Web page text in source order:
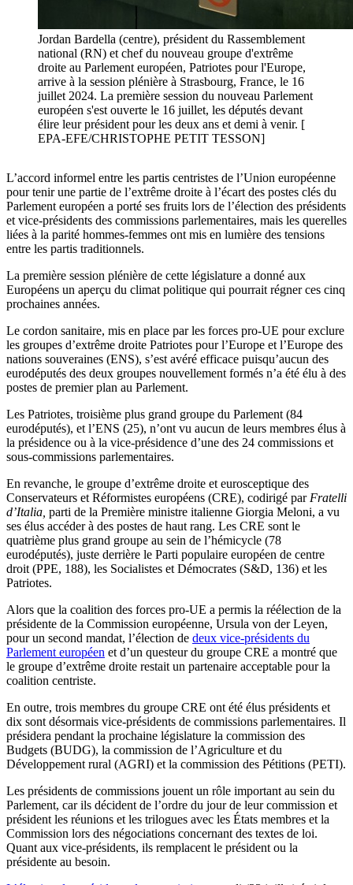
Jordan Bardella (centre), président du Rassemblement
national (RN) et chef du nouveau groupe d'extrême
droite au Parlement européen, Patriotes pour l'Europe,
arrive à la session plénière à Strasbourg, France, le 16
juillet 2024. La première session du nouveau Parlement
européen s'est ouverte le 16 juillet, les députés devant
élire leur président pour les deux ans et demi à venir. [
EPA-EFE/CHRISTOPHE PETIT TESSON]
L’accord informel entre les partis centristes de l’Union européenne
pour tenir une partie de l’extrême droite à l’écart des postes clés du
Parlement européen a porté ses fruits lors de l’élection des présidents
et vice-présidents des commissions parlementaires, mais les querelles
liées à la parité hommes-femmes ont mis en lumière des tensions
entre les partis traditionnels.
La première session plénière de cette législature a donné aux
Européens un aperçu du climat politique qui pourrait régner ces cinq
prochaines années.
Le cordon sanitaire, mis en place par les forces pro-UE pour exclure
les groupes d’extrême droite Patriotes pour l’Europe et l’Europe des
nations souveraines (ENS), s’est avéré efficace puisqu’aucun des
eurodéputés des deux groupes nouvellement formés n’a été élu à des
postes de premier plan au Parlement.
Les Patriotes, troisième plus grand groupe du Parlement (84
eurodéputés), et l’ENS (25), n’ont vu aucun de leurs membres élus à
la présidence ou à la vice-présidence d’une des 24 commissions et
sous-commissions parlementaires.
En revanche, le groupe d’extrême droite et eurosceptique des
Conservateurs et Réformistes européens (CRE), codirigé par Fratelli
d’Italia, parti de la Première ministre italienne Giorgia Meloni, a vu
ses élus accéder à des postes de haut rang. Les CRE sont le
quatrième plus grand groupe au sein de l’hémicycle (78
eurodéputés), juste derrière le Parti populaire européen de centre
droit (PPE, 188), les Socialistes et Démocrates (S&D, 136) et les
Patriotes.
Alors que la coalition des forces pro-UE a permis la réélection de la
présidente de la Commission européenne, Ursula von der Leyen,
pour un second mandat, l’élection de deux vice-présidents du
Parlement européen et d’un questeur du groupe CRE a montré que
le groupe d’extrême droite restait un partenaire acceptable pour la
coalition centriste.
En outre, trois membres du groupe CRE ont été élus présidents et
dix sont désormais vice-présidents de commissions parlementaires. Il
présidera pendant la prochaine législature la commission des
Budgets (BUDG), la commission de l’Agriculture et du
Développement rural (AGRI) et la commission des Pétitions (PETI).
Les présidents de commissions jouent un rôle important au sein du
Parlement, car ils décident de l’ordre du jour de leur commission et
président les réunions et les trilogues avec les États membres et la
Commission lors des négociations concernant des textes de loi.
Quant aux vice-présidents, ils remplacent le président ou la
présidente au besoin.